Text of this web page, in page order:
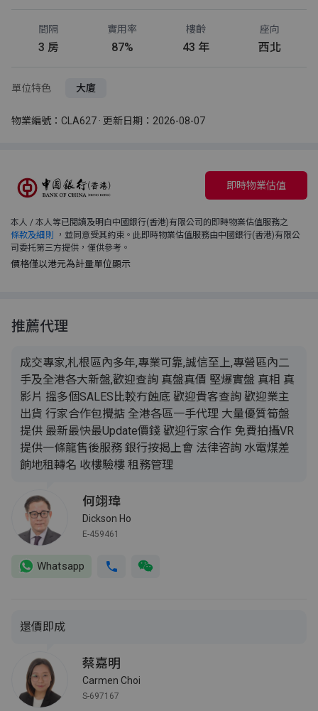
間隔
3 房
實用率
87%
樓齡
43 年
座向
西北
單位特色 大廈
物業編號：CLA627 · 更新日期：2026-08-07
即時物業估值
本人 / 本人等已閱讀及明白中國銀行(香港)有限公司的即時物業估值服務之
條款及細則
，並同意受其約束。此即時物業估值服務由中國銀行(香港)有限公
司委托第三方提供，僅供參考。
價格僅以港元為計量單位顯示
推薦代理
成交專家,札根區內多年,專業可靠,誠信至上,專營區內二
手及全港各大新盤,歡迎查詢 真盤真價 堅爆實盤 真相 真
影片 搵多個SALES比較冇蝕底 歡迎貴客查詢 歡迎業主
出貨 行家合作包攪掂 全港各區一手代理 大量優質筍盤
提供 最新最快最Update價錢 歡迎行家合作 免費拍攝VR
提供一條龍售後服務 銀行按揭上會 法律咨詢 水電煤差
餉地租轉名 收樓驗樓 租務管理
何翊瑋
Dickson Ho
E-459461
Whatsapp
還價即成
蔡嘉明
Carmen Choi
S-697167